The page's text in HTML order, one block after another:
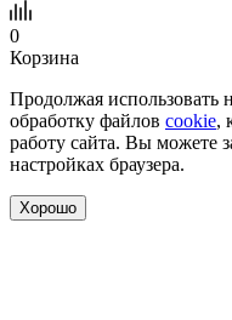
0
Корзина
Продолжая использовать
обработку файлов cookie,
работу сайта. Вы можете
настройках браузера.
Хорошо